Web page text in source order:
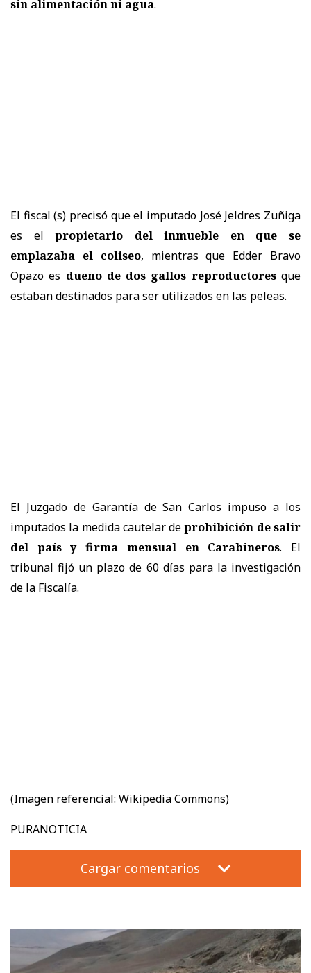
sin alimentación ni agua.
El fiscal (s) precisó que el imputado José Jeldres Zuñiga
es elpropietario del inmueble en que se
emplazaba el coliseo, mientras que Edder Bravo
Opazo es dueño de dos gallos reproductoresque
estaban destinados para ser utilizados en las peleas.
El Juzgado de Garantía de San Carlos impuso a los
imputados la medida cautelar deprohibición de salir
del país y firma mensual en Carabineros. El
tribunal fijó un plazo de 60 días para la investigación
de la Fiscalía.
(Imagen referencial: Wikipedia Commons)
PURANOTICIA
Cargar comentarios